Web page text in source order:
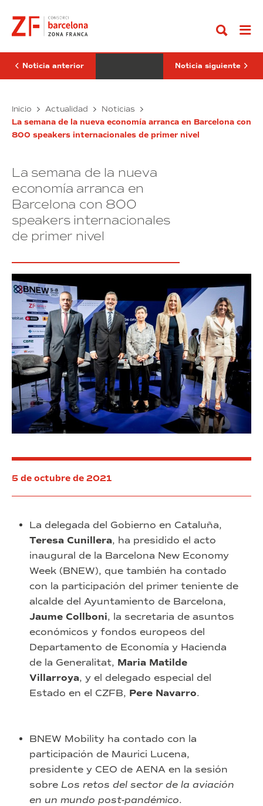
contenido
segunda
edición
de
con
12.000
Noticia anterior
para
el
Noticia siguiente
Inicio Actualidad Noticias
La semana de la nueva economía arranca en Barcelona con
800 speakers internacionales de primer nivel
La semana de la nueva
economía arranca en
Barcelona con 800
speakers internacionales
de primer nivel
5 de octubre de 2021
La delegada del Gobierno en Cataluña,
Teresa Cunillera, ha presidido el acto
inaugural de la Barcelona New Economy
Week (BNEW), que también ha contado
con la participación del primer teniente de
alcalde del Ayuntamiento de Barcelona,
Jaume Collboni, la secretaria de asuntos
económicos y fondos europeos del
Departamento de Economía y Hacienda
de la Generalitat, Maria Matilde
Villarroya, y el delegado especial del
Estado en el CZFB, Pere Navarro.
BNEW Mobility ha contado con la
participación de Maurici Lucena,
presidente y CEO de AENA en la sesión
sobre Los retos del sector de la aviación
en un mundo post-pandémico.
la
segunda
edición
con
12.000
participantes
y
la